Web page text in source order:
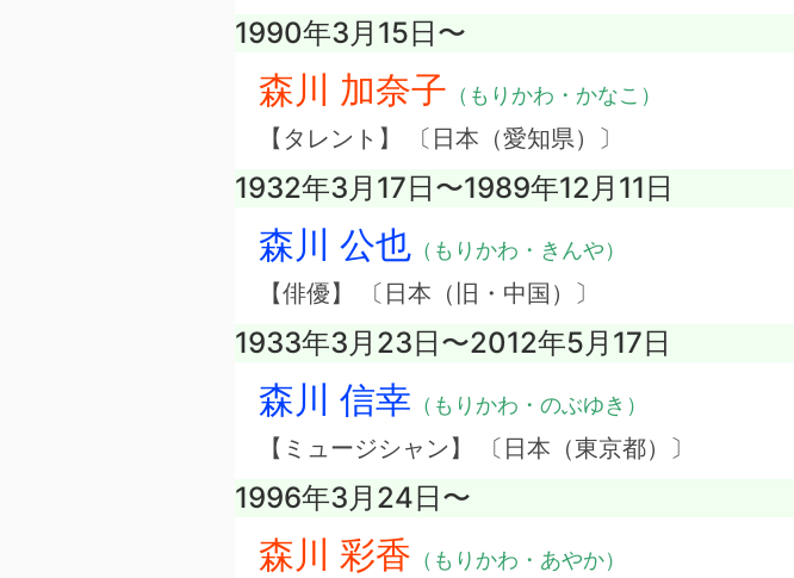
1990年3月15日〜
森川 加奈子 （もりかわ・かなこ）
【タレント】 〔日本（愛知県）〕
1932年3月17日〜1989年12月11日
森川 公也 （もりかわ・きんや）
【俳優】 〔日本（旧・中国）〕
1933年3月23日〜2012年5月17日
森川 信幸 （もりかわ・のぶゆき）
【ミュージシャン】 〔日本（東京都）〕
1996年3月24日〜
森川 彩香 （もりかわ・あやか）